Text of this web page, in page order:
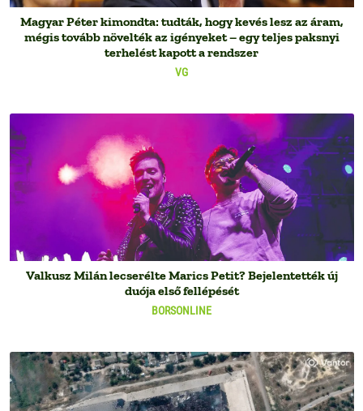
VG
Magyar Péter kimondta: tudták, hogy kevés lesz az áram,
mégis tovább növelték az igényeket – egy teljes paksnyi
terhelést kapott a rendszer
BORSONLINE
Valkusz Milán lecserélte Marics Petit? Bejelentették új
duója első fellépését